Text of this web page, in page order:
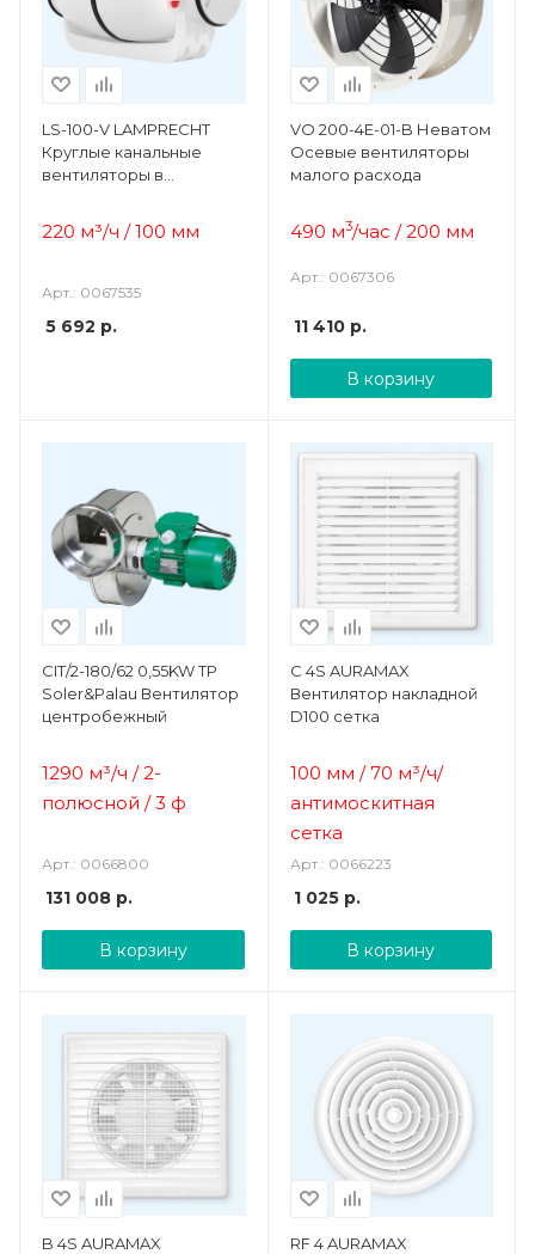
LS-100-V LAMPRECHT
Круглые канальные
вентиляторы в
корпусе
220 м³/ч / 100 мм
Арт.: 0067535
5 692 р.
VO 200-4E-01-B Неватом
Осевые вентиляторы
малого расхода
490 м3/час / 200 мм
Арт.: 0067306
11 410р.
В корзину
CIT/2-180/62 0,55KW TP
Soler&Palau Вентилятор
центробежный
1290 м³/ч / 2-
полюсной / 3 ф
Арт.: 0066800
131 008 р.
В корзину
C 4S AURAMAX
Вентилятор накладной
D100 сетка
100 мм / 70 м³/ч/
антимоскитная
сетка
Арт.: 0066223
1 025р.
В корзину
B 4S AURAMAX
RF 4 AURAMAX